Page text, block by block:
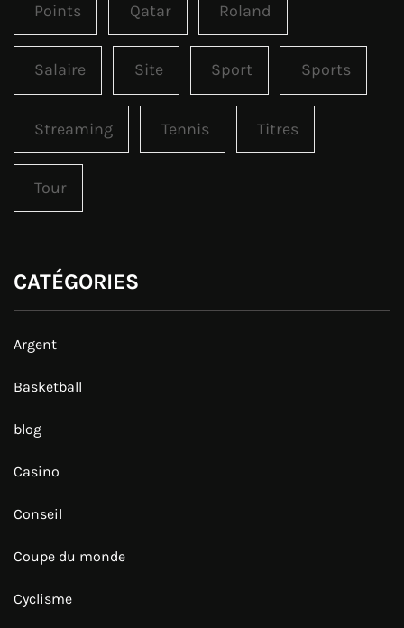
Points Qatar Roland
Salaire Site Sport Sports
Streaming Tennis Titres
Tour
CATÉGORIES
Argent
Basketball
blog
Casino
Conseil
Coupe du monde
Cyclisme